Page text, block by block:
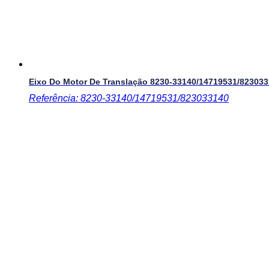
Eixo Do Motor De Translação 8230-33140/14719531/
Referência: 8230-33140/14719531/823033140